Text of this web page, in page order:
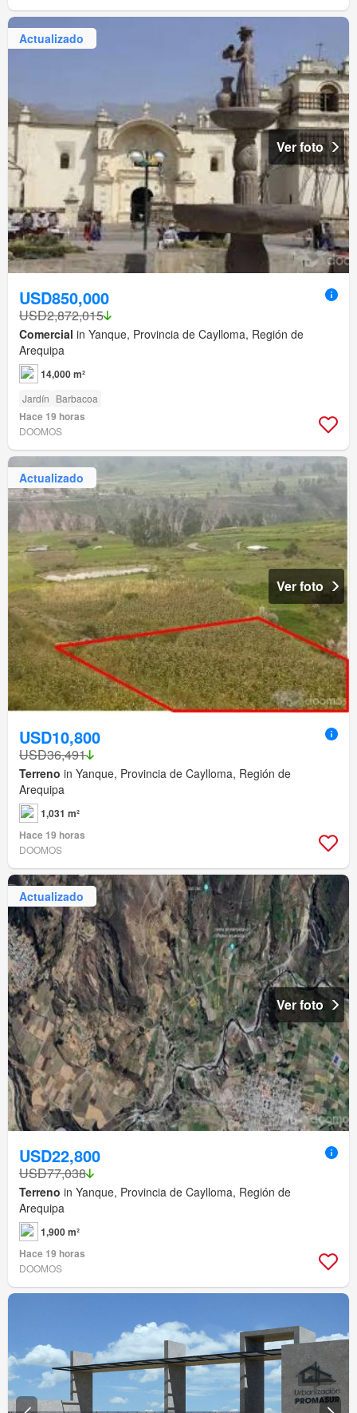
Actualizado
Ver foto
USD850,000
USD2,872,015
Comercial in Yanque, Provincia de Caylloma, Región de
Arequipa
14,000 m²
Jardín Barbacoa
Hace 19 horas
DOOMOS
Actualizado
Ver foto
USD10,800
USD36,491
Terreno in Yanque, Provincia de Caylloma, Región de
Arequipa
1,031 m²
Hace 19 horas
DOOMOS
Actualizado
Ver foto
USD22,800
USD77,038
Terreno in Yanque, Provincia de Caylloma, Región de
Arequipa
1,900 m²
Hace 19 horas
DOOMOS